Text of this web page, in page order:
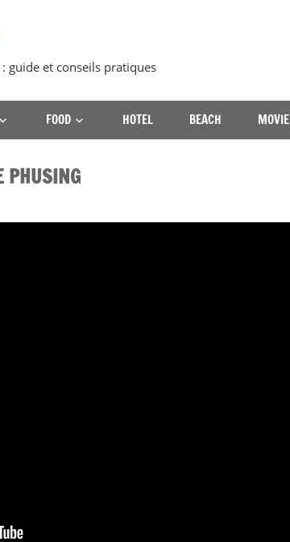
guide et conseils pratiques
FOOD HOTEL BEACH MOVIE
PHUSING